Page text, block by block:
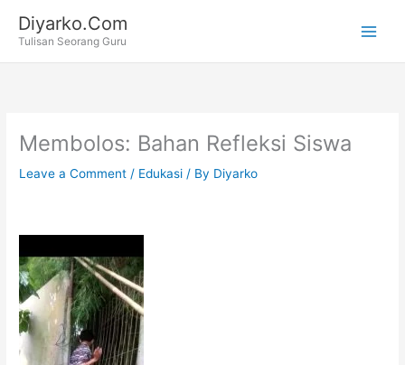
content
Diyarko.Com
Tulisan Seorang Guru
Membolos: Bahan Refleksi Siswa
Leave a Comment / Edukasi / By Diyarko